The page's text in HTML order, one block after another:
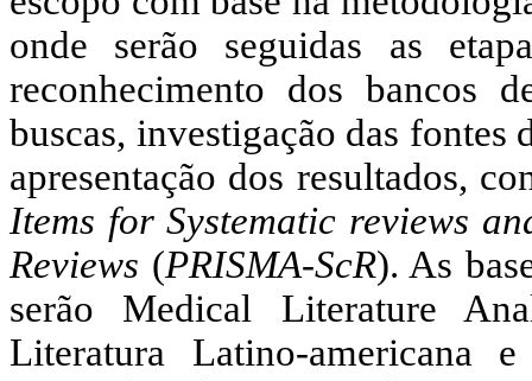
onde serão seguidas as
reconhecimento dos bancos
buscas, investigação das fontes
apresentação dos resultados,
Items for Systematic reviews
Reviews (PRISMA-ScR). As
serão Medical Literature
Literatura Latino-americana